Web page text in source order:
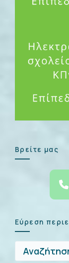
Βρείτε μας
Εύρεση
Αναζήτηση